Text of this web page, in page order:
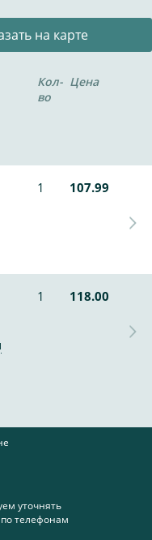
на карте
Кол-
во
Цена
1 107.99
1 118.00
уточнять
телефонам